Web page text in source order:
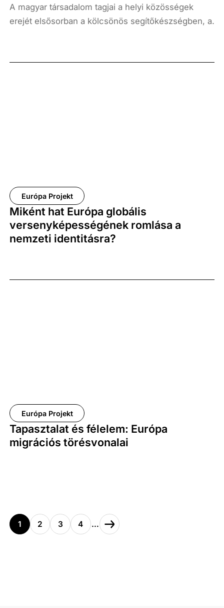
A magyar társadalom tagjai a helyi közösségek
erejét elsősorban a kölcsönös segítőkészségben, a
kötelékekben látják és keresik. Az anyagi
erősségeket és lehetőségeket látnak társas
viszonyrendszereikben az adott területen élők.
Európa Projekt
Miként hat Európa globális
versenyképességének romlása a
nemzeti identitásra?
Európa Projekt
Tapasztalat és félelem: Európa
migrációs törésvonalai
1 2 3 4 …